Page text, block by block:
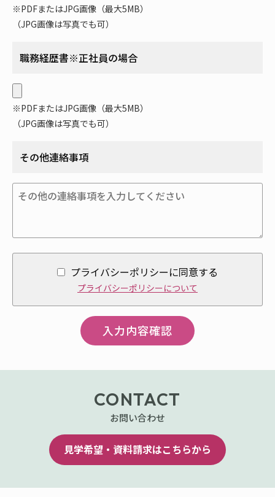
※PDFまたはJPG画像（最大5MB）
（JPG画像は写真でも可）
職務経歴書※正社員の場合
※PDFまたはJPG画像（最大5MB）
（JPG画像は写真でも可）
その他連絡事項
プライバシーポリシーに同意する
プライバシーポリシーについて
CONTACT
お問い合わせ
見学希望・資料請求はこちらから